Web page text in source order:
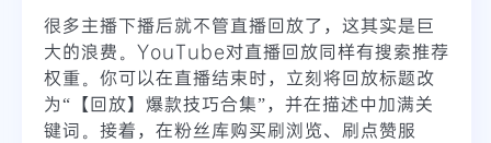
很多主播下播后就不管直播回放了，这其实是巨
大的浪费。YouTube对直播回放同样有搜索推荐
权重。你可以在直播结束时，立刻将回放标题改
为“【回放】爆款技巧合集”，并在描述中加满关
键词。接着，在粉丝库购买刷浏览、刷点赞服